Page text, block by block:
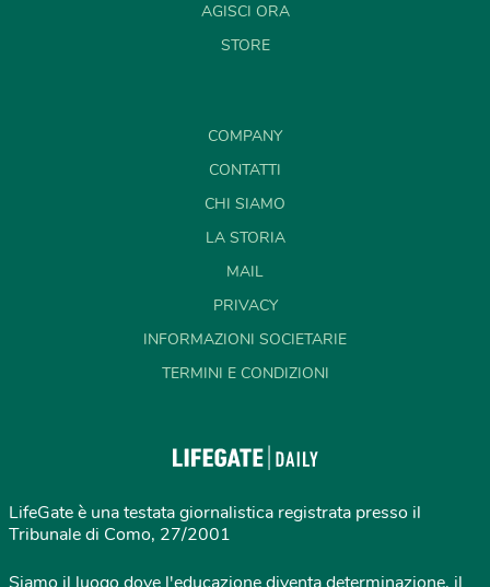
AGISCI ORA
STORE
COMPANY
CONTATTI
CHI SIAMO
LA STORIA
MAIL
PRIVACY
INFORMAZIONI SOCIETARIE
TERMINI E CONDIZIONI
LifeGate è una testata giornalistica registrata presso il
Tribunale di Como, 27/2001